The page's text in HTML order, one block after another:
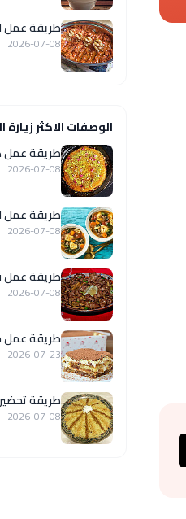
طريقة عمل
2026-07-08
الوصفات الاكثر زيارة
طريقة عمل
2026-07-08
طريقة عمل
2026-07-08
طريقة عمل
2026-07-08
طريقة عمل
2026-07-23
طريقة
2026-07-08